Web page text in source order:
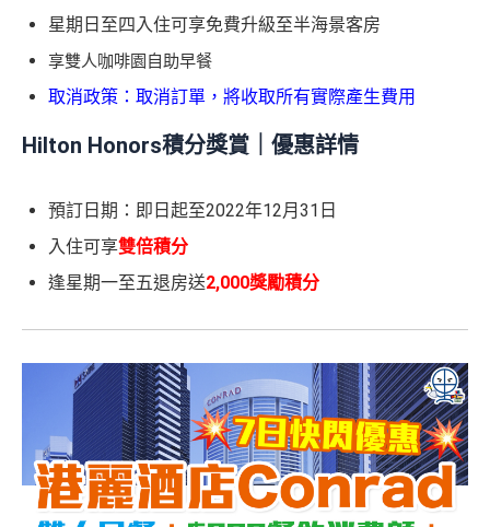
星期日至四入住可享免費升級至半海景客房
享雙人咖啡園自助早餐
取消政策：取消訂單，將收取所有實際產生費用
Hilton Honors積分獎賞｜優惠詳情
預訂日期：即日起至2022年12月31日
入住可享雙倍積分
逢星期一至五退房送2,000獎勵積分